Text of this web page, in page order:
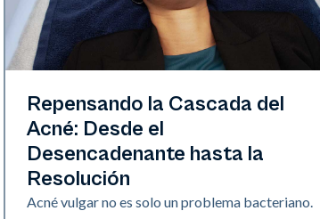
Salud de la piel
Repensando la Cascada del
Acné: Desde el
Desencadenante hasta la
Resolución
Acné vulgar no es solo un problema bacteriano.